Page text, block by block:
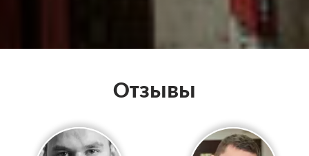
Отзывы